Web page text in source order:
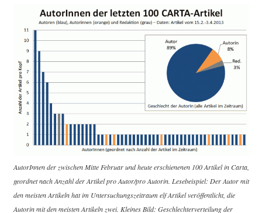
AutorIn­nen der zwi­schen Mit­te Febru­ar und heu­te erschie­ne­nen 100 Arti­kel in Car­ta,
geord­net nach Anzahl der Arti­kel pro Autor/pro Autorin. Lese­bei­spiel: Der Autor mit
den meis­ten Arti­keln hat im Unter­su­chungs­zeit­raum elf Arti­kel ver­öf­fent­licht, die
Autorin mit den meis­ten Arti­keln zwei. Klei­nes Bild: Geschlech­ter­ver­tei­lung der